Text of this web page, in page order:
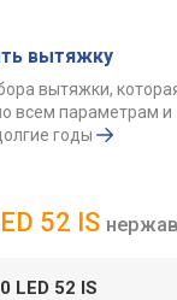
вытяжку
вытяжки,
всем параметрам и
годы
52 IS
LED 52 IS